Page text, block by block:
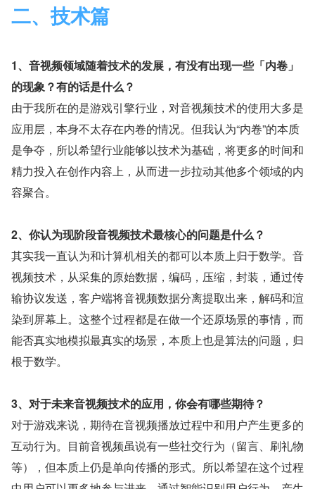
二、技术篇
1、音视频领域随着技术的发展，有没有出现一些「内卷」
的现象？有的话是什么？
由于我所在的是游戏引擎行业，对音视频技术的使用大多是
应用层，本身不太存在内卷的情况。但我认为“内卷”的本质
是争夺，所以希望行业能够以技术为基础，将更多的时间和
精力投入在创作内容上，从而进一步拉动其他多个领域的内
容聚合。
2、你认为现阶段音视频技术最核心的问题是什么？
其实我一直认为和计算机相关的都可以本质上归于数学。音
视频技术，从采集的原始数据，编码，压缩，封装，通过传
输协议发送，客户端将音视频数据分离提取出来，解码和渲
染到屏幕上。这整个过程都是在做一个还原场景的事情，而
能否真实地模拟最真实的场景，本质上也是算法的问题，归
根于数学。
3、对于未来音视频技术的应用，你会有哪些期待？
对于游戏来说，期待在音视频播放过程中和用户产生更多的
互动行为。目前音视频虽说有一些社交行为（留言、刷礼物
等），但本质上仍是单向传播的形式。所以希望在这个过程